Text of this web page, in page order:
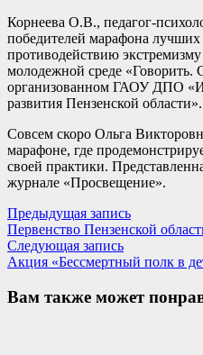
Корнеева О.В., педагог-
победителей марафона
противодействию
молодежной среде
организованном ГАОУ ДПО
развития Пензенской области».
Совсем скоро Ольга
марафоне, где
своей практики.
журнале «Просвещение».
Навигация
по
записям
Предыдущая записьПредыдущая
запись:
Первенство Пензенской
Следующая записьСледующая
запись:
Акция «Бессмертный полк в
Вам также может